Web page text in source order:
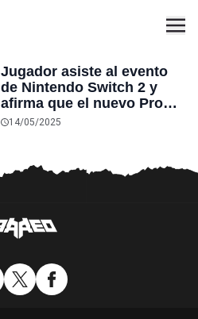
Jugador asiste al evento
de Nintendo Switch 2 y
afirma que el nuevo Pro
Controller ha sido
ello”
14/05/2025